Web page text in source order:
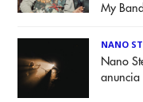
My
NANO
Nano